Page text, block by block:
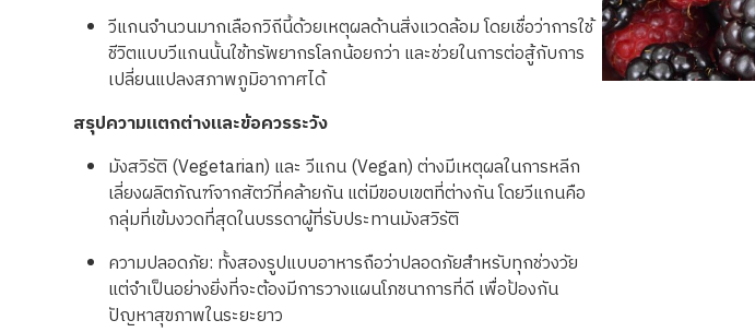
วีแกนจำนวนมากเลือกวิถีนี้ด้วยเหตุผลด้านสิ่งแวดล้อม โดยเชื่อว่าการใช้
ชีวิตแบบวีแกนนั้นใช้ทรัพยากรโลกน้อยกว่า และช่วยในการต่อสู้กับการ
เปลี่ยนแปลงสภาพภูมิอากาศได้
สรุปความแตกต่างและข้อควรระวัง
มังสวิรัติ(Vegetarian) และ วีแกน(Vegan)ต่างมีเหตุผลในการหลีก
เลี่ยงผลิตภัณฑ์จากสัตว์ที่คล้ายกันแต่มีขอบเขตที่ต่างกัน โดยวีแกนคือ
กลุ่มที่เข้มงวดที่สุดในบรรดาผู้ที่รับประทานมังสวิรัติ
ความปลอดภัย: ทั้งสองรูปแบบอาหารถือว่าปลอดภัยสำหรับทุกช่วงวัย
แต่จำเป็นอย่างยิ่งที่จะต้องมีการวางแผนโภชนาการที่ดี เพื่อป้องกัน
ปัญหาสุขภาพในระยะยาว